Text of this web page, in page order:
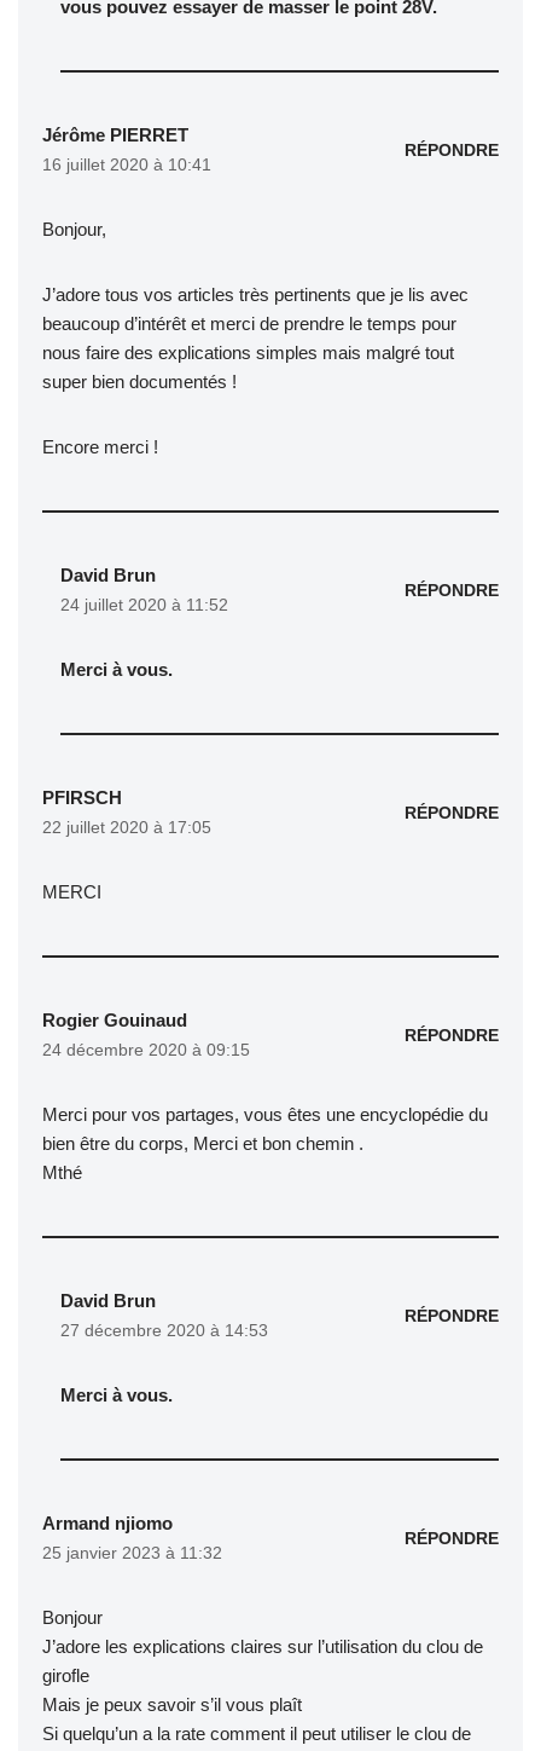
vous pouvez essayer de masser le point 28V.
Jérôme PIERRET
16 juillet 2020 à 10:41
RÉPONDRE
Bonjour,
J’adore tous vos articles très pertinents que je lis avec
beaucoup d’intérêt et merci de prendre le temps pour
nous faire des explications simples mais malgré tout
super bien documentés !
Encore merci !
David Brun
24 juillet 2020 à 11:52
RÉPONDRE
Merci à vous.
PFIRSCH
22 juillet 2020 à 17:05
RÉPONDRE
MERCI
Rogier Gouinaud
24 décembre 2020 à 09:15
RÉPONDRE
Merci pour vos partages, vous êtes une encyclopédie du
bien être du corps, Merci et bon chemin .
Mthé
David Brun
27 décembre 2020 à 14:53
RÉPONDRE
Merci à vous.
Armand njiomo
25 janvier 2023 à 11:32
RÉPONDRE
Bonjour
J’adore les explications claires sur l’utilisation du clou de
girofle
Mais je peux savoir s’il vous plaît
Si quelqu’un a la rate comment il peut utiliser le clou de